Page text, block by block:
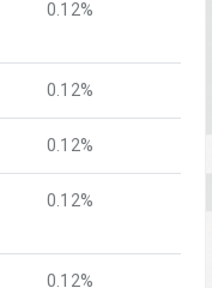
0.12%
0.12%
0.12%
0.12%
0.12%